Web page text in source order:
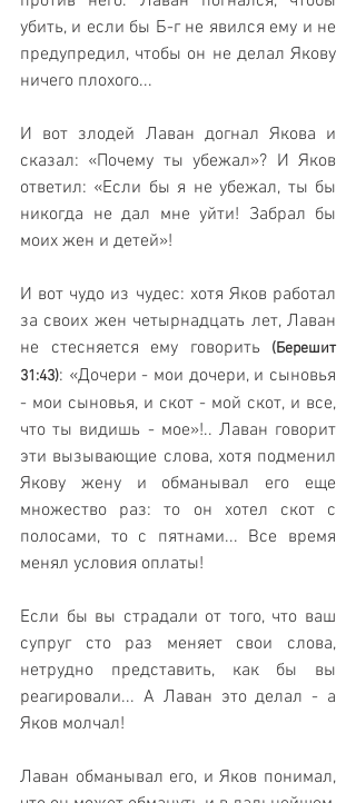
убить, и если бы Б-г не явился ему и не
предупредил, чтобы он не делал Якову
ничего плохого...
И вот злодей Лаван догнал Якова и
сказал: «Почему ты убежал»? И Яков
ответил: «Если бы я не убежал, ты бы
никогда не дал мне уйти! Забрал бы
моих жен и детей»!
И вот чудо из чудес: хотя Яков работал
за своих жен четырнадцать лет, Лаван
не стесняется ему говорить
(Берешит
31:43): «Дочери - мои дочери, и сыновья
- мои сыновья, и скот - мой скот, и все,
что ты видишь - мое»!.. Лаван говорит
эти вызывающие слова, хотя подменил
Якову жену и обманывал его еще
множество раз: то он хотел скот с
полосами, то с пятнами... Все время
менял условия оплаты!
Если бы вы страдали от того, что ваш
супруг сто раз меняет свои слова,
нетрудно представить, как бы вы
реагировали... А Лаван это делал - а
Яков молчал!
Лаван обманывал его, и Яков понимал,